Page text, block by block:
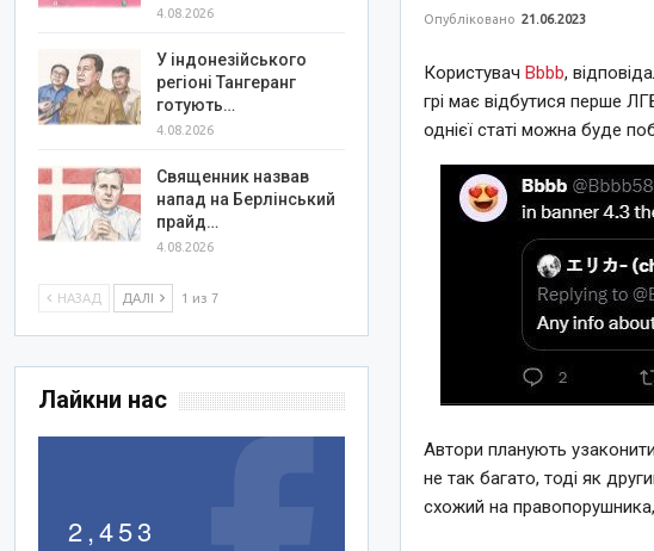
Опубліковано 21.06.2023
Користувач Bbbb,
грі має відбутися перше
однієї статі можна буде
Автори планують
не так багато, тоді як
схожий на
4.08.2026
У індонезійського
регіоні Тангеранг
готують…
4.08.2026
Священник назвав
напад на Берлінський
прайд…
4.08.2026
НАЗАД ДАЛІ 1 из 7
Лайкни нас
2,453